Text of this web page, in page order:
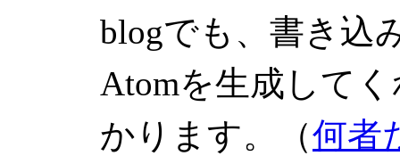
blogでも、書き込
Atomを生成して
かります。（何者